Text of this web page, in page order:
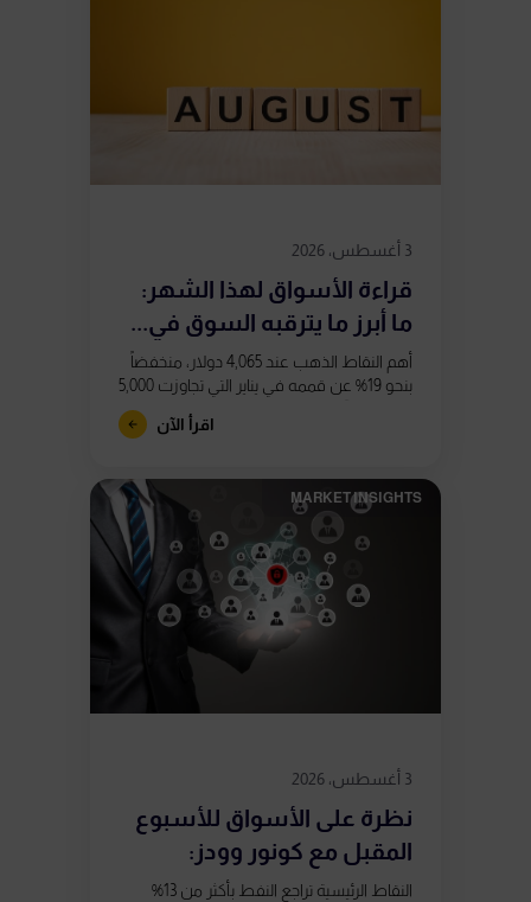
3 أغسطس، 2026
قراءة الأسواق لهذا الشهر:
ما أبرز ما يترقبه السوق في...
أهم النقاط الذهب عند 4,065 دولار، منخفضاً
بنحو 19% عن قممه في يناير التي تجاوزت 5,000
دولار. تشكّل تباعدان صعوديان في مؤشر
اقرأ الآن
MARKET INSIGHTS​
3 أغسطس، 2026
نظرة على الأسواق للأسبوع
المقبل مع كونور وودز:
استمرار التقلبات...
النقاط الرئيسية تراجع النفط بأكثر من 13%